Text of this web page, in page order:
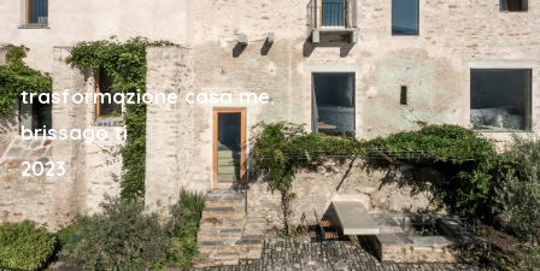
trasformazione casa me.
brissago ti
2023